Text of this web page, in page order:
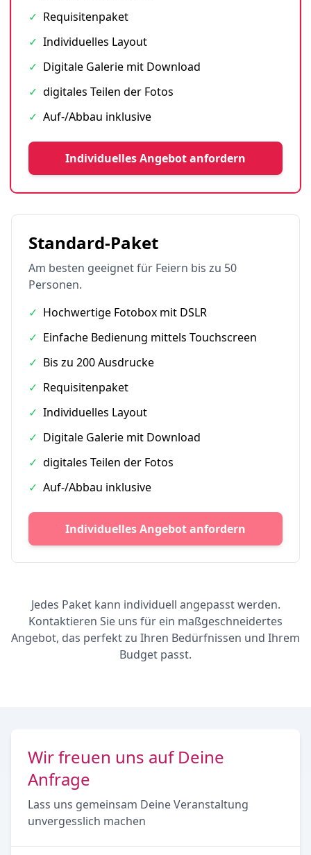
✓ Requisitenpaket
✓ Individuelles Layout
✓ Digitale Galerie mit Download
✓ digitales Teilen der Fotos
✓ Auf-/Abbau inklusive
Individuelles Angebot anfordern
Standard-Paket
Am besten geeignet für Feiern bis zu 50
Personen.
✓ Hochwertige Fotobox mit DSLR
✓ Einfache Bedienung mittels Touchscreen
✓ Bis zu 200 Ausdrucke
✓ Requisitenpaket
✓ Individuelles Layout
✓ Digitale Galerie mit Download
✓ digitales Teilen der Fotos
✓ Auf-/Abbau inklusive
Individuelles Angebot anfordern
Jedes Paket kann individuell angepasst werden.
Kontaktieren Sie uns für ein maßgeschneidertes
Angebot, das perfekt zu Ihren Bedürfnissen und Ihrem
Budget passt.
Wir freuen uns auf Deine
Anfrage
Lass uns gemeinsam Deine Veranstaltung
unvergesslich machen